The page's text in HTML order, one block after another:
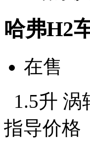
哈弗H2
在售
1.5升 涡
指导价格